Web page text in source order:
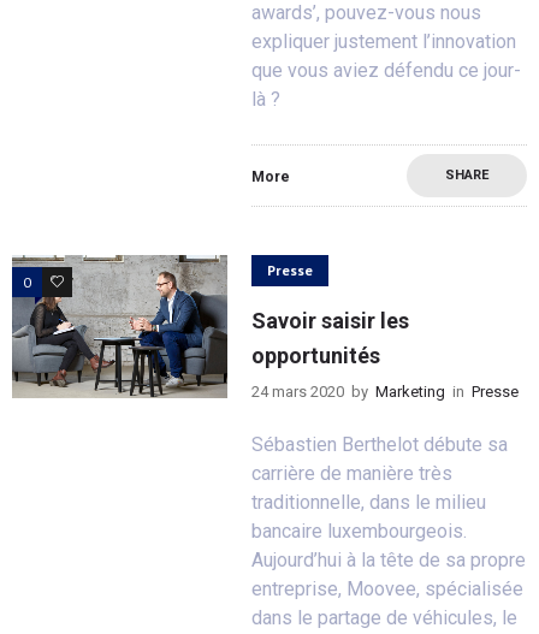
awards’, pouvez-vous nous
expliquer justement l’innovation
que vous aviez défendu ce jour-
là ?
More SHARE
0 0
Presse
Savoir saisir les
opportunités
24 mars 2020 by Marketing in Presse
Sébastien Berthelot débute sa
carrière de manière très
traditionnelle, dans le milieu
bancaire luxembourgeois.
Aujourd’hui à la tête de sa propre
entreprise, Moovee, spécialisée
dans le partage de véhicules, le